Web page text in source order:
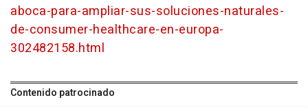
aboca-para-ampliar-sus-soluciones-naturales-
de-consumer-healthcare-en-europa-
302482158.html
Contenido patrocinado